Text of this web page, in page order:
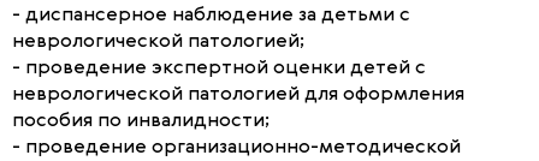
- диспансерное наблюдение за детьми с
неврологической патологией;
- проведение экспертной оценки детей с
неврологической патологией для оформления
пособия по инвалидности;
- проведение организационно-методической